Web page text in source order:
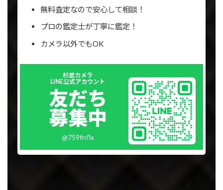
無料査定なので安心して相談！
プロの鑑定士が丁寧に鑑定！
カメラ以外でもOK
杉並カメラ
LINE公式アカウント
友だち
募集中
@759fnflx